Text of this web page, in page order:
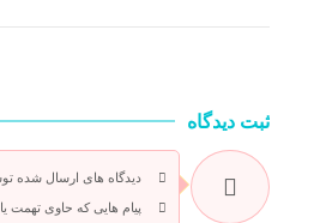
ثبت دیدگاه
دیدگاه های ارسال شده
پیام هایی که حاوی تهمت